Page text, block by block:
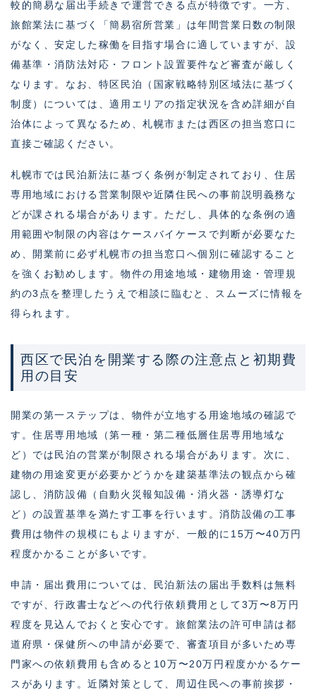
較的簡易な届出手続きで運営できる点が特徴です。一方、
旅館業法に基づく「簡易宿所営業」は年間営業日数の制限
がなく、安定した稼働を目指す場合に適していますが、設
備基準・消防法対応・フロント設置要件など審査が厳しく
なります。なお、特区民泊（国家戦略特別区域法に基づく
制度）については、適用エリアの指定状況を含め詳細が自
治体によって異なるため、札幌市または西区の担当窓口に
直接ご確認ください。
札幌市では民泊新法に基づく条例が制定されており、住居
専用地域における営業制限や近隣住民への事前説明義務な
どが課される場合があります。ただし、具体的な条例の適
用範囲や制限の内容はケースバイケースで判断が必要なた
め、開業前に必ず札幌市の担当窓口へ個別に確認すること
を強くお勧めします。物件の用途地域・建物用途・管理規
約の3点を整理したうえで相談に臨むと、スムーズに情報を
得られます。
西区で民泊を開業する際の注意点と初期費
用の目安
開業の第一ステップは、物件が立地する用途地域の確認で
す。住居専用地域（第一種・第二種低層住居専用地域な
ど）では民泊の営業が制限される場合があります。次に、
建物の用途変更が必要かどうかを建築基準法の観点から確
認し、消防設備（自動火災報知設備・消火器・誘導灯な
ど）の設置基準を満たす工事を行います。消防設備の工事
費用は物件の規模にもよりますが、一般的に15万〜40万円
程度かかることが多いです。
申請・届出費用については、民泊新法の届出手数料は無料
ですが、行政書士などへの代行依頼費用として3万〜8万円
程度を見込んでおくと安心です。旅館業法の許可申請は都
道府県・保健所への申請が必要で、審査項目が多いため専
門家への依頼費用も含めると10万〜20万円程度かかるケー
スがあります。近隣対策として、周辺住民への事前挨拶・